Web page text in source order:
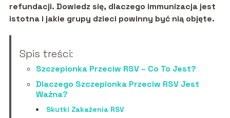
refundacji. Dowiedz się, dlaczego immunizacja jest
istotna i jakie grupy dzieci powinny być nią objęte.
Spis treści:
Szczepionka Przeciw RSV – Co To Jest?
Dlaczego Szczepionka Przeciw RSV Jest
Ważna?
Skutki Zakażenia RSV